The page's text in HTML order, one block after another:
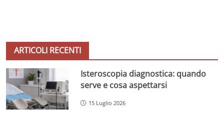
ARTICOLI RECENTI
Isteroscopia diagnostica: quando
serve e cosa aspettarsi
15 Luglio 2026